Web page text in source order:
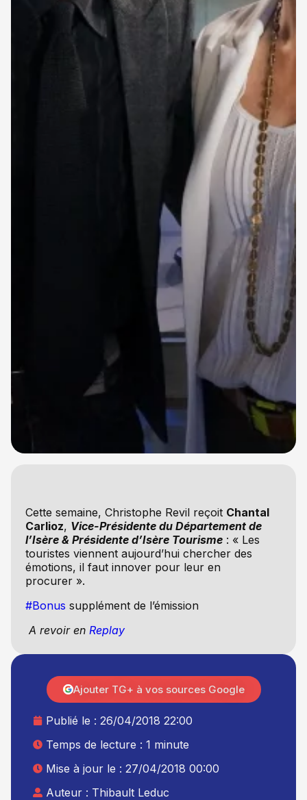
Cette semaine, Christophe Revil reçoit Chantal
Carlioz, Vice-Présidente du Département de
l’Isère & Présidente d’Isère Tourisme: « Les
touristes viennent aujourd’hui chercher des
émotions, il faut innover pour leur en
procurer ».
#Bonus supplément de l’émission
A revoir en Replay
Publié le : 26/04/2018 22:00
Temps de lecture : 1 minute
Mise à jour le : 27/04/2018 00:00
Auteur : Thibault Leduc
Ajouter TG+ à vos sources Google